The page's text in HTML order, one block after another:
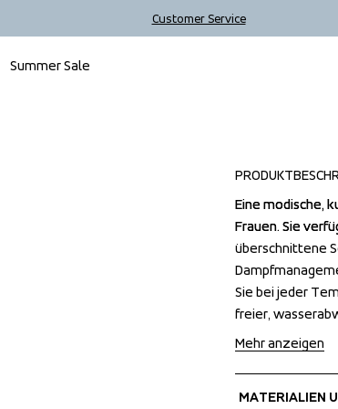
Customer Service
Summer Sale
Eine modische,
Frauen. Sie
überschnittene
Sie bei jeder
freier,
Eine modische,
Frauen. Sie
überschnittene
Sie bei jeder
freier,
Mehr anzeigen
MATERIALIEN